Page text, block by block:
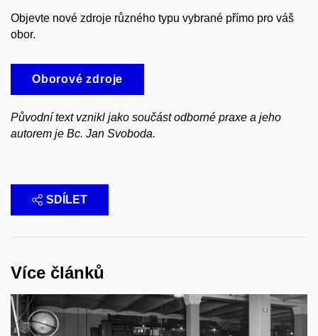
Objevte nové zdroje různého typu vybrané přímo pro váš
obor.
Oborové zdroje
Původní text vznikl jako součást odborné praxe a jeho
autorem je Bc. Jan Svoboda.
SDÍLET
Více článků